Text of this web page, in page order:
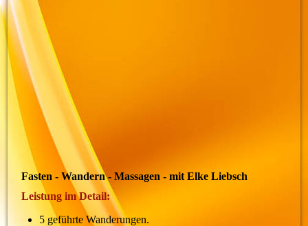
zqdnl27a
Fasten - Wandern - Massagen - mit Elke Liebsch
Leistung im Detail:
5 geführte Wanderungen.